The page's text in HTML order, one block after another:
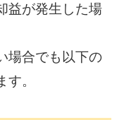
益が発生した場
場合でも以下の
。